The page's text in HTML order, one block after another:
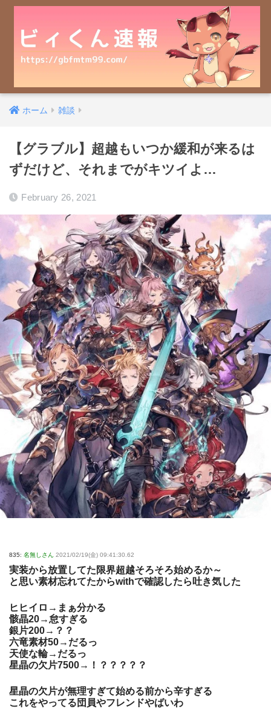
ホーム 雑談
【グラブル】超越もいつか緩和が来るは
ずだけど、それまでがキツイよ…
February 26, 2021
835: 名無しさん 2021/02/19(金) 09:41:30.62
実装から放置してた限界超越そろそろ始めるか～
と思い素材忘れてたからwithで確認したら吐き気した
ヒヒイロ→まぁ分かる
骸晶20→怠すぎる
銀片200→？？
六竜素材50→だるっ
天使な輪→だるっ
星晶の欠片7500→！？？？？？
星晶の欠片が無理すぎて始める前から辛すぎる
これをやってる団員やフレンドやばいわ